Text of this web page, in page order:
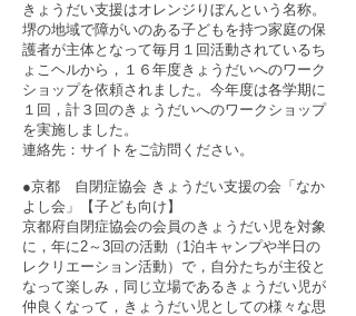
きょうだい支援はオレンジりぼんという名称。
堺の地域で障がいのある子どもを持つ家庭の保
護者が主体となって毎月１回活動されているち
ょこヘルから，１６年度きょうだいへのワーク
ショップを依頼されました。今年度は各学期に
１回，計３回のきょうだいへのワークショップ
を実施しました。
連絡先： サイト をご訪問ください。
●京都 自閉症協会 きょうだい支援の会「なか
よし会」【子ども向け】
京都府自閉症協会の会員のきょうだい児を対象
に，年に2～3回の活動（1泊キャンプや半日の
レクリエーション活動）で，自分たちが主役と
なって楽しみ，同じ立場であるきょうだい児が
仲良くなって，きょうだい児としての様々な思